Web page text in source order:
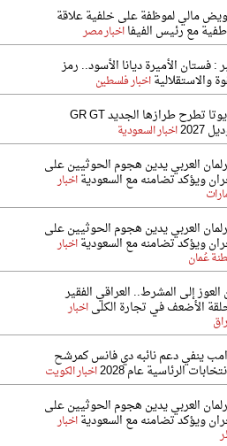
مالي لموظفة على خلفية علاقة
مع رئيس الفيفااخبار مصر
: فستان الأميرة ديانا الأسود.. رمز
والاستقلاليةاخبار فلسطين
تويوتا تطرح طرازها الجديد GR GT
2027 اخبار السعودية
العربي يدين هجوم الحوثيين على
ويؤكد تضامنه مع السعوديةاخبار
العربي يدين هجوم الحوثيين على
ويؤكد تضامنه مع السعوديةاخبار
عُمان
إلى المشرط.. العراقي الفقير
الأضعف في تجارة الكلىاخبار
ينفي دعم نائبه دي فانس كمرشح
الرئاسية عام 2028 اخبار الكويت
العربي يدين هجوم الحوثيين على
ويؤكد تضامنه مع السعوديةاخبار